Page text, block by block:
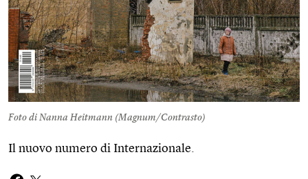
Foto di Nanna Heitmann (Magnum/Contrasto)
Il nuovo numero di Internazionale